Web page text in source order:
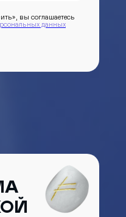
вы соглашаетесь
данных